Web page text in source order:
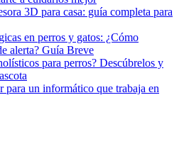
3D para casa: guía completa para
en perros y gatos: ¿Cómo
alerta? Guía Breve
para perros? Descúbrelos y
para un informático que trabaja en